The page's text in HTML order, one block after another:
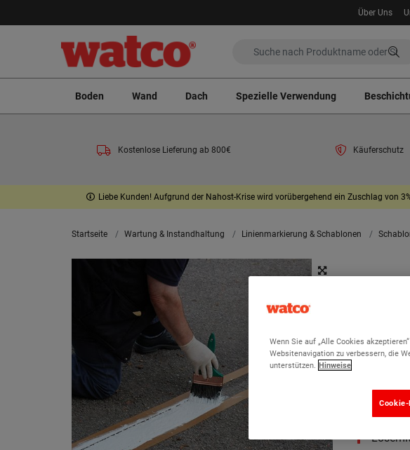
Über Uns
Boden Wand Dach Spezielle Verwendung
Kostenlose Lieferung ab 800€ Käuferschutz
Liebe Kunden! Aufgrund der Nahost-Krise wird vorübergehend ein Zuschlag von
Startseite Wartung & Instandhaltung Linienmarkierung & Schablonen
Für
Extrem
Wenn Sie auf „Alle Cookies
Websitenavigation zu verbessern, die
unterstützen. Hinweise